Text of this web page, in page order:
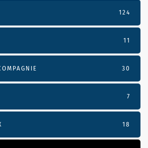
124
11
30
7
18